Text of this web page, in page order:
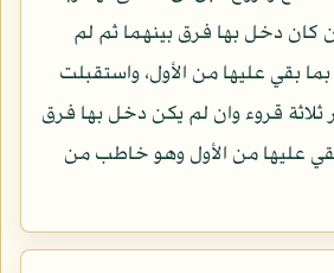
كان دخل بها فرق بينهما ثم لم
بقي عليها من الأول، واستقبلت
قروء وان لم يكن دخل بها فرق
عليها من الأول وهو خاطب من